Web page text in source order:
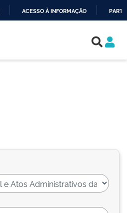
ACESSO À INFORMAÇÃO